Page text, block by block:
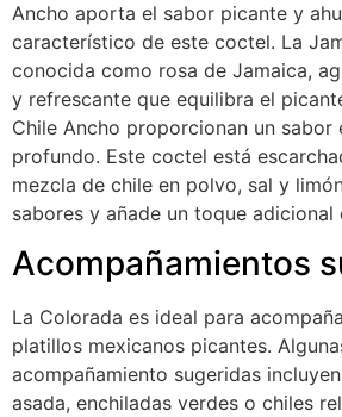
Ancho aporta el sabor picante y
característico de este coctel. La
conocida como rosa de Jamaica,
y refrescante que equilibra el
Chile Ancho proporcionan un sabor
profundo. Este coctel está
mezcla de chile en polvo, sal y
sabores y añade un toque adicional
Acompañamientos
La Colorada es ideal para
platillos mexicanos picantes.
acompañamiento sugeridas
asada, enchiladas verdes o chiles